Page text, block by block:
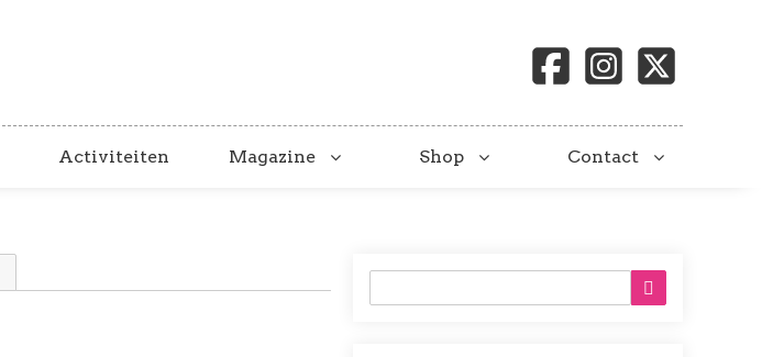
Activiteiten Magazine Shop Contact